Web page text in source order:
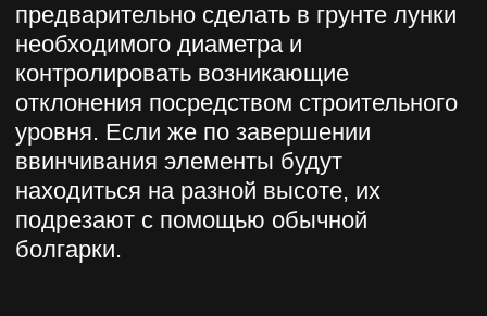
УСЛУГИ
НАШ БЛОГ
О НАС
ОТЗЫВЫ
КОНТАКТЫ
ПОЛИТИКА